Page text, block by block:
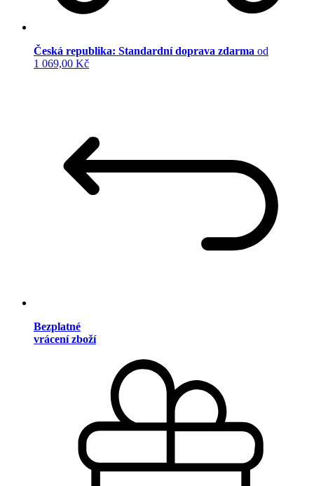
Česká republika: Standardní doprava zdarma od
1 069,00 Kč
Bezplatné
vrácení zboží